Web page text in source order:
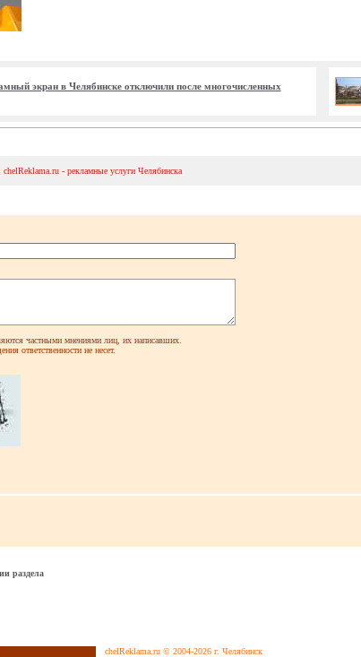
экран в Челябинске отключили после многочисленных
- рекламные услуги Челябинска
частными мнениями лиц, их написавших.
ответственности не несет.
раздела
chelReklama.ru © 2004-2026 г. Челябинск